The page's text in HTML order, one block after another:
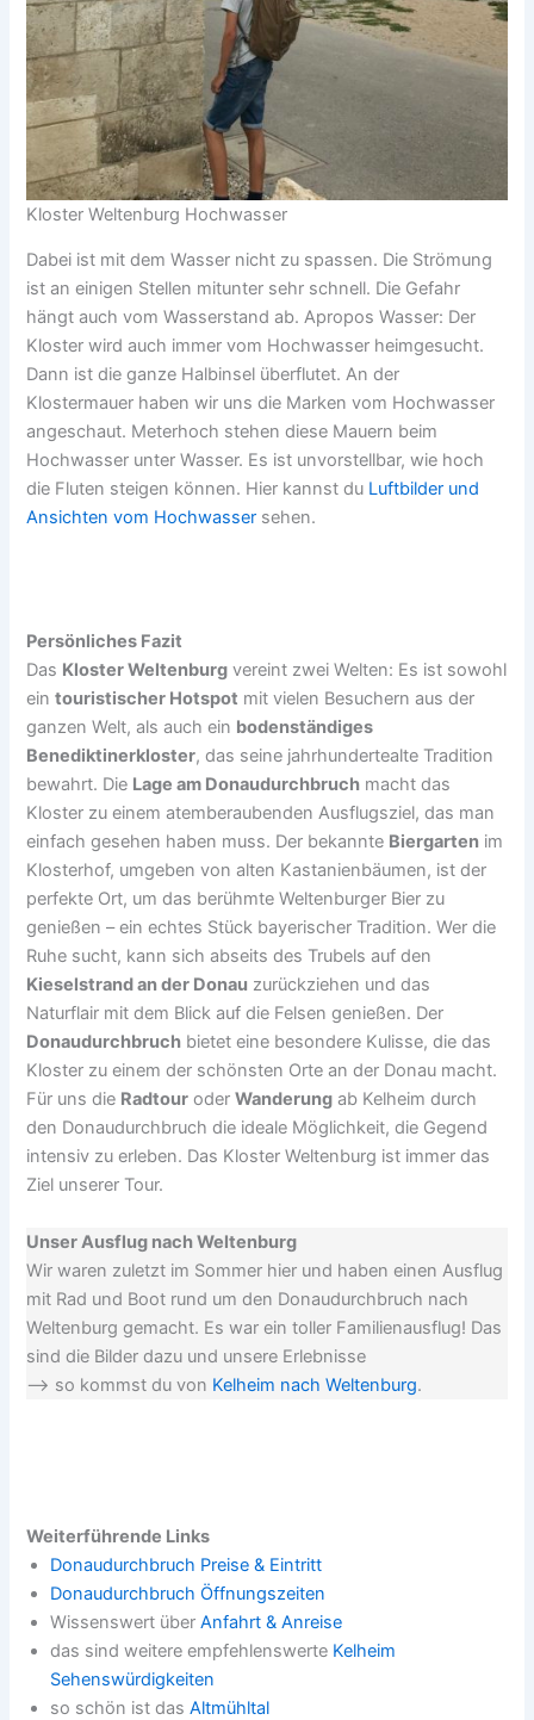
Kloster Weltenburg Hochwasser
Dabei ist mit dem Wasser nicht zu spassen. Die Strömung
ist an einigen Stellen mitunter sehr schnell. Die Gefahr
hängt auch vom Wasserstand ab. Apropos Wasser: Der
Kloster wird auch immer vom Hochwasser heimgesucht.
Dann ist die ganze Halbinsel überflutet. An der
Klostermauer haben wir uns die Marken vom Hochwasser
angeschaut. Meterhoch stehen diese Mauern beim
Hochwasser unter Wasser. Es ist unvorstellbar, wie hoch
die Fluten steigen können. Hier kannst du Luftbilder und
Ansichten vom Hochwasser sehen.
Persönliches Fazit
Das Kloster Weltenburg vereint zwei Welten: Es ist sowohl
eintouristischer Hotspot mit vielen Besuchern aus der
ganzen Welt, als auch ein bodenständiges
Benediktinerkloster, das seine jahrhundertealte Tradition
bewahrt. Die Lage am Donaudurchbruch macht das
Kloster zu einem atemberaubenden Ausflugsziel, das man
einfach gesehen haben muss. Der bekannte Biergarten im
Klosterhof, umgeben von alten Kastanienbäumen, ist der
perfekte Ort, um das berühmte Weltenburger Bier zu
genießen – ein echtes Stück bayerischer Tradition. Wer die
Ruhe sucht, kann sich abseits des Trubels auf den
Kieselstrand an der Donau zurückziehen und das
Naturflair mit dem Blick auf die Felsen genießen. Der
Donaudurchbruch bietet eine besondere Kulisse, die das
Kloster zu einem der schönsten Orte an der Donau macht.
Für uns die Radtour oderWanderung ab Kelheim durch
den Donaudurchbruch die ideale Möglichkeit, die Gegend
intensiv zu erleben. Das Kloster Weltenburg ist immer das
Ziel unserer Tour.
Unser Ausflug nach Weltenburg
Wir waren zuletzt im Sommer hier und haben einen Ausflug
mit Rad und Boot rund um den Donaudurchbruch nach
Weltenburg gemacht. Es war ein toller Familienausflug! Das
sind die Bilder dazu und unsere Erlebnisse
—> so kommst du von Kelheim nach Weltenburg.
Weiterführende Links
Donaudurchbruch Preise & Eintritt
Donaudurchbruch Öffnungszeiten
Wissenswert überAnfahrt & Anreise
das sind weitere empfehlenswerte Kelheim
Sehenswürdigkeiten
so schön ist dasAltmühltal